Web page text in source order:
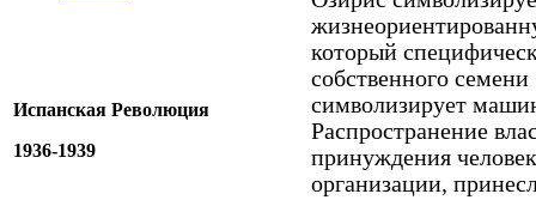
Испанская Революция
1936-1939
который
собственного
символизирует
Распространение
принуждения
организации,